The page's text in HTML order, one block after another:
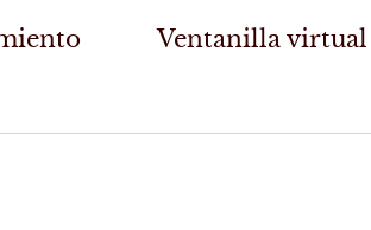
Ventanilla virtual